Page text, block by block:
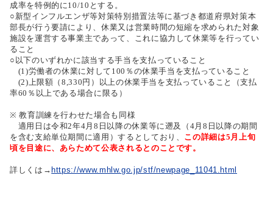
成率を特例的に10/10とする。
○新型インフルエンザ等対策特別措置法等に基づき都道府県対策本
部長が行う要請により、休業又は営業時間の短縮を求められた対象
施設を運営する事業主であって、これに協力して休業等を行ってい
ること
○以下のいずれかに該当する手当を支払っていること
(1)労働者の休業に対して100％の休業手当を支払っていること
(2)上限額（8,330円）以上の休業手当を支払っていること（支払
率60％以上である場合に限る）
※ 教育訓練を行わせた場合も同様
適用日は令和2年4月8日以降の休業等に遡及（4月8日以降の期間
を含む支給単位期間に適用）するとしており、 この詳細は5月上旬
頃を目途に、あらためて公表されるとのことです。
詳しくは→ https://www.mhlw.go.jp/stf/newpage_11041.html